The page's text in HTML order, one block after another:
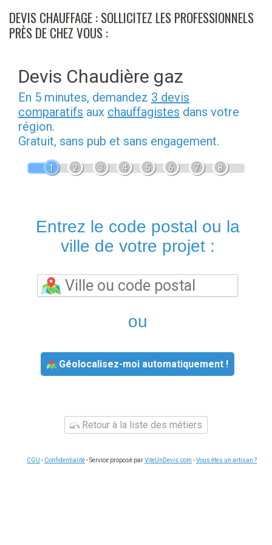
Skip
content
DEVIS CHAUFFAGE : SOLLICITEZ LES PROFESSIONNELS
PRÈS DE CHEZ VOUS :
Devis Chaudière gaz
En 5 minutes, demandez 3 devis
comparatifs aux chauffagistes dans votre
région.
Gratuit, sans pub et sans engagement.
1 2 3 4 5 6 7 8
Entrez le code postal ou la
ville de votre projet :
ou
Géolocalisez-moi automatiquement !
Retour à la liste des métiers
CGU - Confidentialité- Service proposé parViteUnDevis.com -Vous êtes un artisan ?